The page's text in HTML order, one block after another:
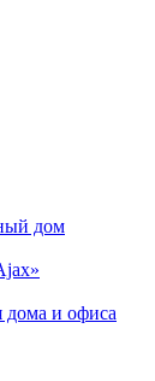
дом
дома и офиса